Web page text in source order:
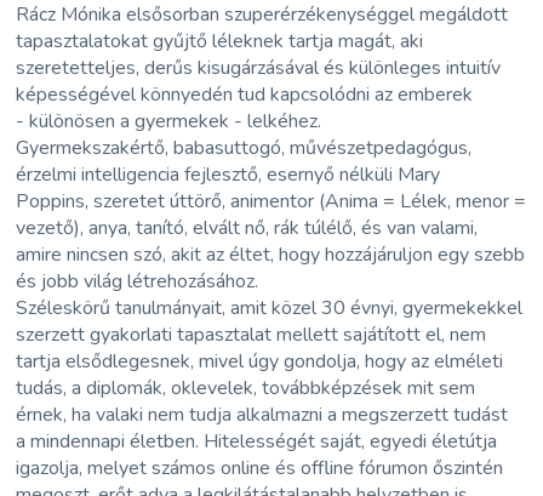
Rácz Mónika elsősorban szuperérzékenységgel megáldott
tapasztalatokat gyűjtő léleknek tartja magát, aki
szeretetteljes, derűs kisugárzásával és különleges intuitív
képességével könnyedén tud kapcsolódni az emberek
- különösen a gyermekek - lelkéhez.
Gyermekszakértő, babasuttogó, művészetpedagógus,
érzelmi intelligencia fejlesztő, esernyő nélküli Mary
Poppins, szeretet úttörő, animentor (Anima = Lélek, menor =
vezető), anya, tanító, elvált nő, rák túlélő, és van valami,
amire nincsen szó, akit az éltet, hogy hozzájáruljon egy szebb
és jobb világ létrehozásához.
Széleskörű tanulmányait, amit közel 30 évnyi, gyermekekkel
szerzett gyakorlati tapasztalat mellett sajátított el, nem
tartja elsődlegesnek, mivel úgy gondolja, hogy az elméleti
tudás, a diplomák, oklevelek, továbbképzések mit sem
érnek, ha valaki nem tudja alkalmazni a megszerzett tudást
a mindennapi életben. Hitelességét saját, egyedi életútja
igazolja, melyet számos online és offline fórumon őszintén